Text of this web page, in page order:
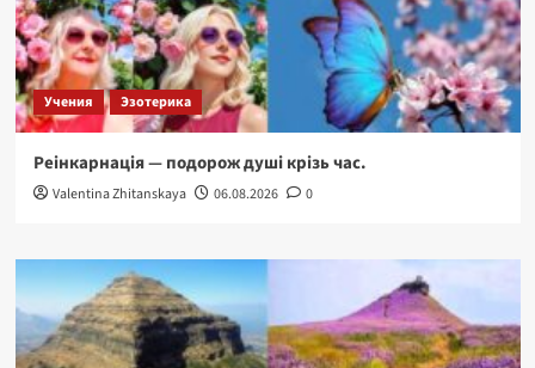
Учения Эзотерика
Реінкарнація — подорож душі крізь час.
Valentina Zhitanskaya 06.08.2026 0